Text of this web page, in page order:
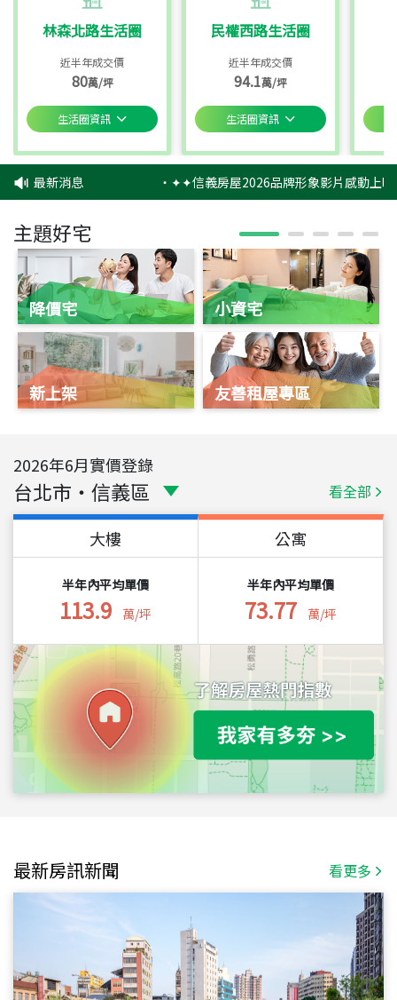
林森北路生活圈
近半年成交價
80萬/坪
生活圈資訊
民權西路生活圈
近半年成交價
94.1萬/坪
生活圈資訊
最新消息 ‧✦✦信義房屋2026品牌形象影片感動上
主題好宅
降價宅
新上架
小資宅
友善租屋專區
2026年6月實價登錄
台北市 ・ 信義區 看全部
大樓
半年內平均單價
113.9 萬/坪
公寓
半年內平均單價
73.77 萬/坪
最新房訊新聞 看更多